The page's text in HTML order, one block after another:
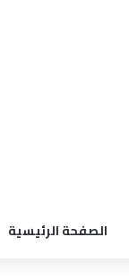
الصفحة الرئيسية